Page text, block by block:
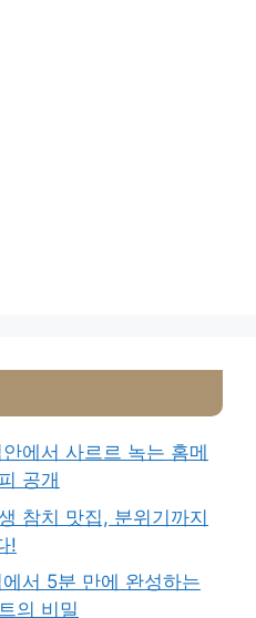
에서 사르르 녹는 홈메
공개
참치 맛집, 분위기까지
!
서 5분 만에 완성하는
의 비밀